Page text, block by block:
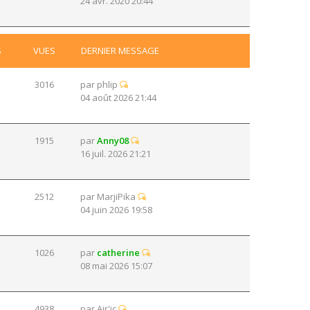
VUES DERNIER MESSAGE
3016 par phlip
04 août 2026 21:44
1915 parAnny08
16 juil. 2026 21:21
2512 par MarjiPika
04 juin 2026 19:58
1026 par catherine
08 mai 2026 15:07